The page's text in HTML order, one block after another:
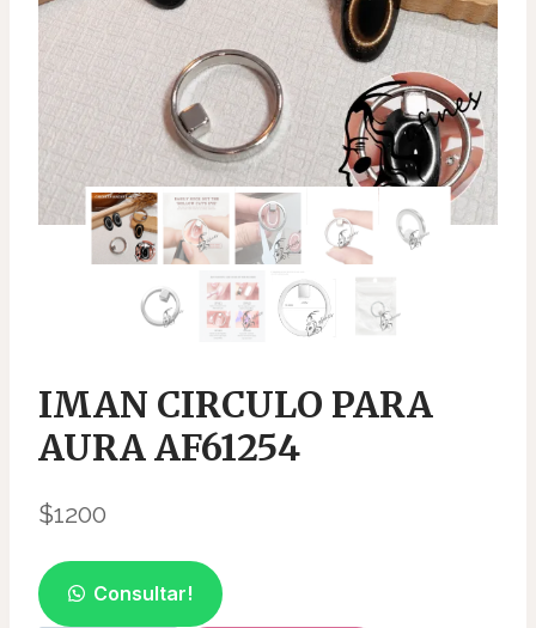
IMAN CIRCULO PARA
AURA AF61254
$1200
Consultar!